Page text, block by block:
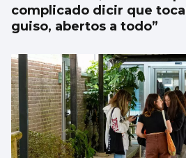
complicado dicir que
guiso, abertos a todo”